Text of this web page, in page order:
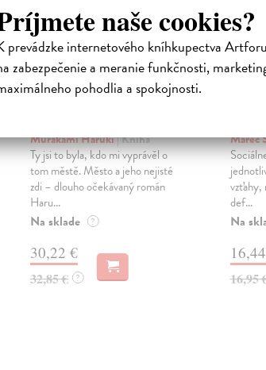
naše cookies?
prevádzke internetového kníhkupectva
zabezpečenie a meranie funkčnosti,
pohodlia a spokojnosti.
Město a jeho nejisté
Murakami Haruki| Kniha
Ty jsi to byla, kdo mi vyprávěl o
tom městě. Město a jeho nejisté
zdi – dlouho očekávaný román
Haru...
Na sklade ?
30,22 €
32,85 € ?
Marec
vzťahy,
def...
Na
16,95